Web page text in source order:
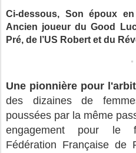
Ci-dessous, Son époux en
Ancien joueur du Good
Pré, de l’US Robert et du
Une pionnière pour
des dizaines de
poussées par la même
engagement pour le
Fédération Française de